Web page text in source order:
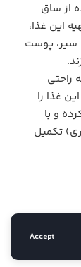
Accept
از ساق
این غذا،
سیر، پوست
راحتی
غذا را
و با
تکمیل